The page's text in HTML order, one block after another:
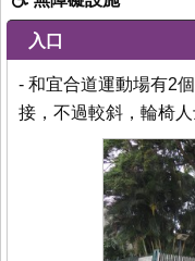
入口
- 和宜合道運動場有2
接，不過較斜，輪椅人